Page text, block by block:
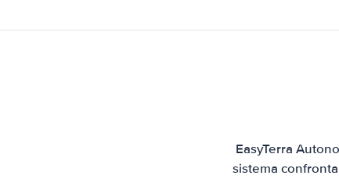
EasyTerra
sistema